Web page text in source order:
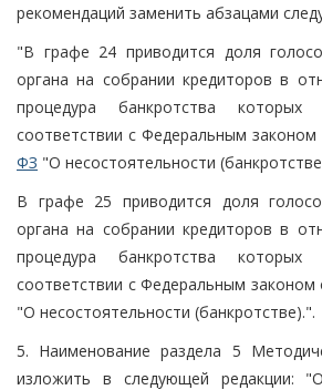
рекомендаций заменить абзацами
"В графе 24 приводится доля
органа на собрании кредиторов в
процедура банкротства которых
соответствии с Федеральным законом
ФЗ "О несостоятельности
В графе 25 приводится доля
органа на собрании кредиторов в
процедура банкротства которых
соответствии с Федеральным законом
"О несостоятельности (банкротстве).".
5. Наименование раздела 5
изложить в следующей редакции: